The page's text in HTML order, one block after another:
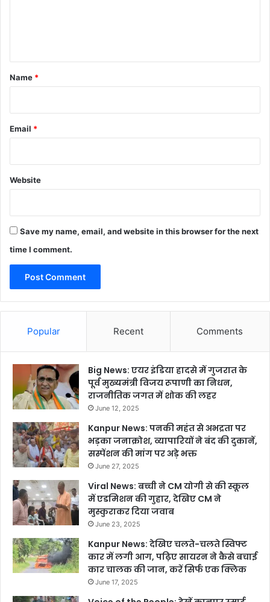
*
Name *
Email *
Website
Save my name, email, and website in this browser for the next
time I comment.
Popular Recent Comments
Big News: एयर इंडिया हादसे में गुजरात के
पूर्व मुख्यमंत्री विजय रूपाणी का निधन,
राजनीतिक जगत में शोक की लहर
June 12, 2025
Kanpur News: पनकी महंत से अभद्रता पर
भड़का जनाक्रोश, व्यापारियों ने बंद की दुकानें,
सस्पेंशन की मांग पर अड़े भक्त
June 27, 2025
Viral News: बच्ची ने CM योगी से की स्कूल
में एडमिशन की गुहार, देखिए CM ने
मुस्कुराकर दिया जवाब
June 23, 2025
Kanpur News: देखिए चलते-चलते स्विफ्ट
कार में लगी आग, पढ़िए सायरन ने कैसे बचाई
कार चालक की जान, करें सिर्फ एक क्लिक
June 17, 2025